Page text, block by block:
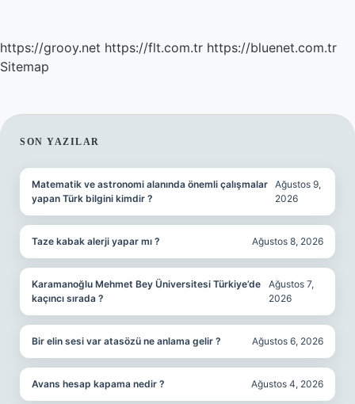
https://grooy.net https://flt.com.tr https://bluenet.com.tr
Sitemap
SIDEBAR
SON YAZILAR
Matematik ve astronomi alanında önemli çalışmalar
yapan Türk bilgini kimdir ?
Ağustos 9,
2026
Taze kabak alerji yapar mı ? Ağustos 8, 2026
Karamanoğlu Mehmet Bey Üniversitesi Türkiye’de
kaçıncı sırada ?
Ağustos 7,
2026
Bir elin sesi var atasözü ne anlama gelir ? Ağustos 6, 2026
Avans hesap kapama nedir ? Ağustos 4, 2026